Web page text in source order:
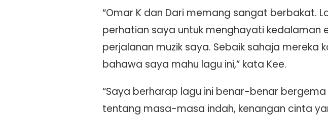
“Omar K dan Dari memang sangat berbakat.
perhatian saya untuk menghayati
perjalanan muzik saya. Sebaik sahaja
bahawa saya mahu lagu ini,” kata Kee.
“Saya berharap lagu ini benar-benar
tentang masa-masa indah, kenangan cinta